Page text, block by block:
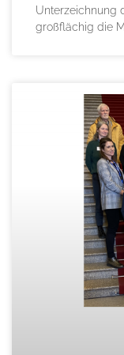
Unterzeichnung
großflächig die